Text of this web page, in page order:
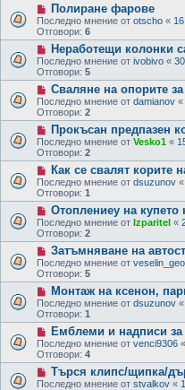
Полиране фарове
Последно мнение от otscho «
Отговори: 6
Неработещи колонки
Последно мнение от ivobivo «
Отговори: 5
Сваляне на опорите
Последно мнение от damianov «
Отговори: 2
Прокъсан предпазен
Последно мнение от Vesko1 «
Отговори: 2
Как се свалят корите
Последно мнение от dsuzunov «
Отговори: 1
Отоплениеу на купето
Последно мнение от Izparitel «
Отговори: 2
Затъмняване на
Последно мнение от
Отговори: 5
Монтаж на ксенон,
Последно мнение от dsuzunov «
Отговори: 1
Емблеми и надписи за
Последно мнение от venci9306 «
Отговори: 4
Търся клипс/щипка/
Последно мнение от stvalkov «